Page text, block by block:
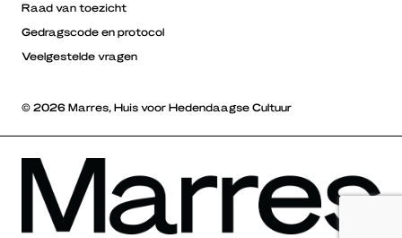
Raad van toezicht
Gedragscode en protocol
Veelgestelde vragen
© 2026 Marres, Huis voor Hedendaagse Cultuur